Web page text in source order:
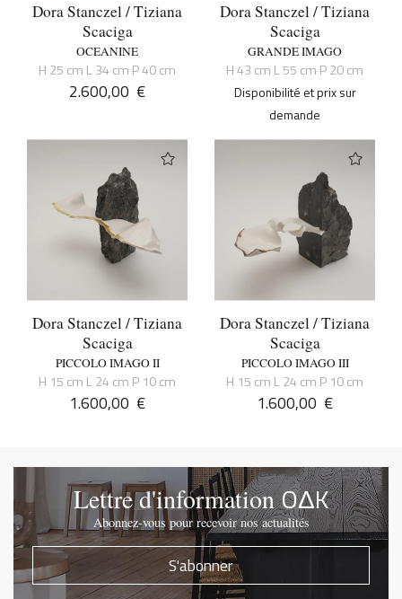
Dora Stanczel / Tiziana
Scaciga
OCEANINE
H 25 cm L 34 cm P 40 cm
2.600,00 €
Dora Stanczel / Tiziana
Scaciga
GRANDE IMAGO
H 43 cm L 55 cm P 20 cm
Disponibilité et prix sur
demande
Dora Stanczel / Tiziana
Scaciga
PICCOLO IMAGO II
H 15 cm L 24 cm P 10 cm
1.600,00 €
Dora Stanczel / Tiziana
Scaciga
PICCOLO IMAGO III
H 15 cm L 24 cm P 10 cm
1.600,00 €
Lettre d'informationOΔK
Abonnez-vous pour recevoir nos actualités
S'abonner